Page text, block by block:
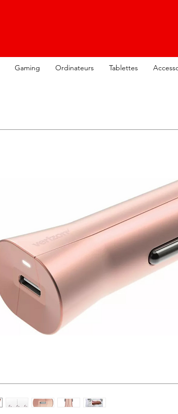
Gaming Ordinateurs Tablettes